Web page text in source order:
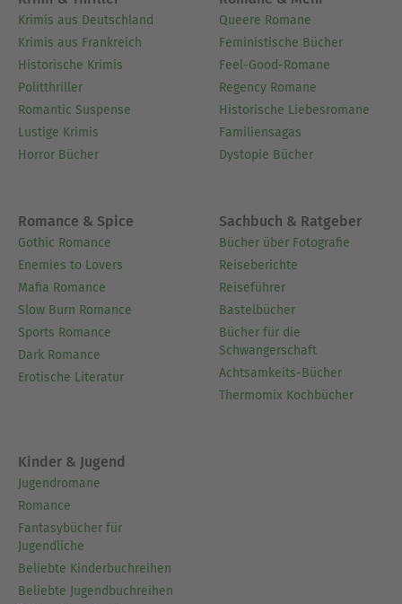
Krimis aus Deutschland
Krimis aus Frankreich
Historische Krimis
Politthriller
Romantic Suspense
Lustige Krimis
Horror Bücher
Queere Romane
Feministische Bücher
Feel-Good-Romane
Regency Romane
Historische Liebesromane
Familiensagas
Dystopie Bücher
Romance & Spice
Gothic Romance
Enemies to Lovers
Mafia Romance
Slow Burn Romance
Sports Romance
Dark Romance
Erotische Literatur
Sachbuch & Ratgeber
Bücher über Fotografie
Reiseberichte
Reiseführer
Bastelbücher
Bücher für die
Schwangerschaft
Achtsamkeits-Bücher
Thermomix Kochbücher
Kinder & Jugend
Jugendromane
Romance
Fantasybücher für
Jugendliche
Beliebte Kinderbuchreihen
Beliebte Jugendbuchreihen